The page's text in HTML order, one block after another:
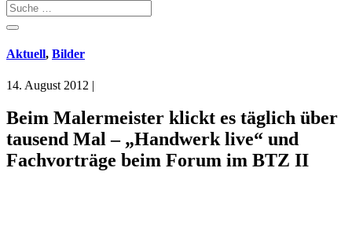
Aktuell, Bilder
14. August 2012 |
Beim Malermeister klickt es täglich über
tausend Mal – „Handwerk live“ und
Fachvorträge beim Forum im BTZ II